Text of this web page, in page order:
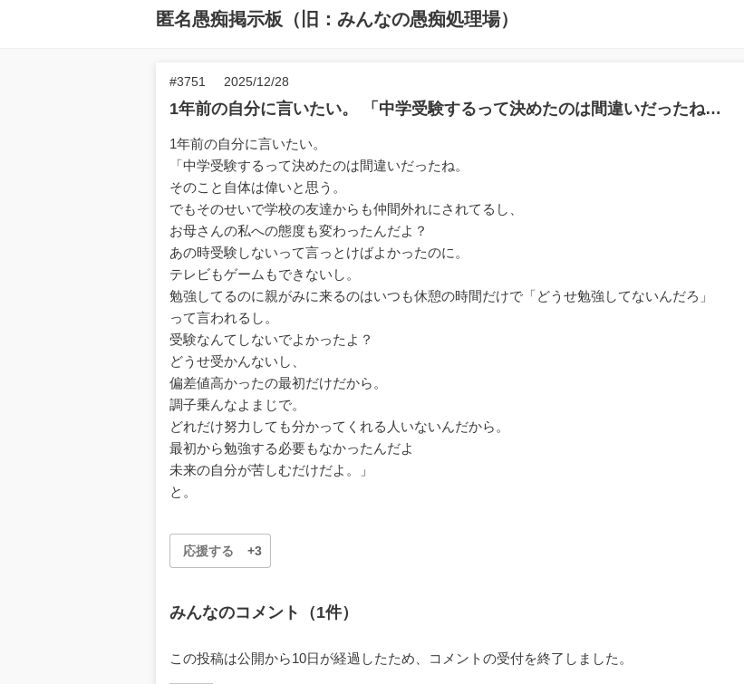
匿名愚痴掲示板（旧：みんなの愚痴処理場）
#3751 2025/12/28
1年前の自分に言いたい。 「中学受験するって決めたのは間違いだったね…
1年前の自分に言いたい。
「中学受験するって決めたのは間違いだったね。
そのこと自体は偉いと思う。
でもそのせいで学校の友達からも仲間外れにされてるし、
お母さんの私への態度も変わったんだよ？
あの時受験しないって言っとけばよかったのに。
テレビもゲームもできないし。
勉強してるのに親がみに来るのはいつも休憩の時間だけで「どうせ勉強してないんだろ」
って言われるし。
受験なんてしないでよかったよ？
どうせ受かんないし、
偏差値高かったの最初だけだから。
調子乗んなよまじで。
どれだけ努力しても分かってくれる人いないんだから。
最初から勉強する必要もなかったんだよ
未来の自分が苦しむだけだよ。」
と。
応援する +3
みんなのコメント（1件）
この投稿は公開から10日が経過したため、コメントの受付を終了しました。